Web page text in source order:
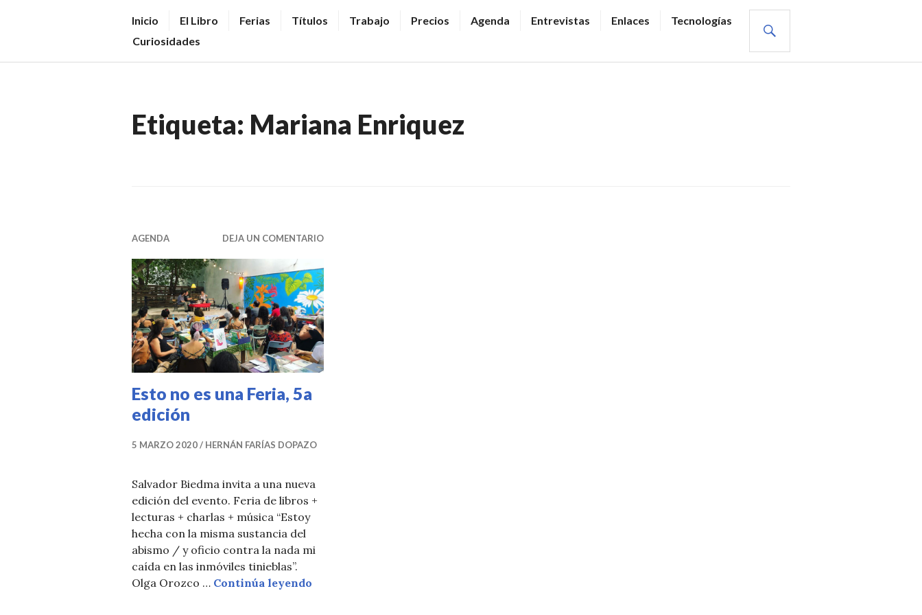
V
E
N
R
S
N
O
T
I
C
I
A
S
Inicio El Libro Ferias Títulos Trabajo Precios Agenda Entrevistas Enlaces
Tecnologías
Curiosidades
Etiqueta: Mariana Enriquez
AGENDA DEJA UN COMENTARIO
Esto no es una Feria, 5a
edición
5 MARZO 2020 HERNÁN FARÍAS DOPAZO
Salvador Biedma invita a una nueva
edición del evento. Feria de libros +
lecturas + charlas + música “Estoy
hecha con la misma sustancia del
abismo / y oficio contra la nada mi
caída en las inmóviles tinieblas”.
Olga Orozco … Continúa leyendo